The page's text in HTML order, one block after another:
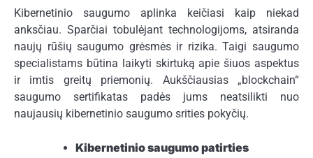
Kibernetinio saugumo aplinka keičiasi kaip niekad
anksčiau. Sparčiai tobulėjant technologijoms, atsiranda
naujų rūšių saugumo grėsmės ir rizika. Taigi saugumo
specialistams būtina laikyti skirtuką apie šiuos aspektus
ir imtis greitų priemonių. Aukščiausias „blockchain“
saugumo sertifikatas padės jums neatsilikti nuo
naujausių kibernetinio saugumo srities pokyčių.
Kibernetinio saugumo patirties